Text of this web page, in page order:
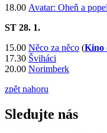
18.00 Avatar: Oheň a popel
ST 28. 1.
15.00 Něco za něco (Kino
17.30 Šviháci
20.00 Norimberk
zpět nahoru
Sledujte nás